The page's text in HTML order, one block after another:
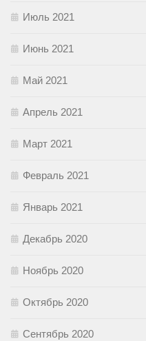
Июль 2021
Июнь 2021
Май 2021
Апрель 2021
Март 2021
Февраль 2021
Январь 2021
Декабрь 2020
Ноябрь 2020
Октябрь 2020
Сентябрь 2020